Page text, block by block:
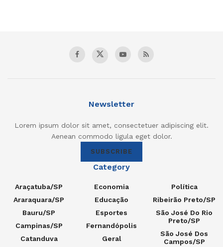
Newsletter
Lorem ipsum dolor sit amet, consectetuer adipiscing elit.
Aenean commodo ligula eget dolor.
SUBSCRIBE
Category
Araçatuba/SP
Araraquara/SP
Bauru/SP
Campinas/SP
Catanduva
Economia
Educação
Esportes
Fernandópolis
Geral
Política
Ribeirão Preto/SP
São José Do Rio
Preto/SP
São José Dos
Campos/SP